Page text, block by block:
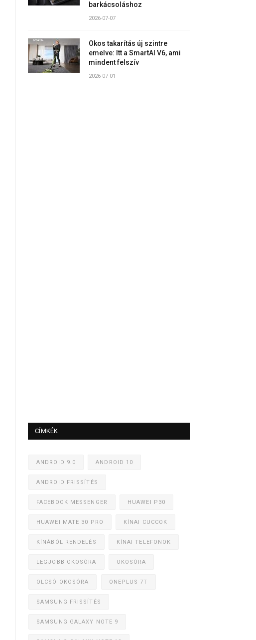
barkácsoláshoz
2026-07-07
Okos takarítás új szintre
emelve: Itt a SmartAI V6, ami
mindent felszív
2026-07-01
CÍMKÉK
ANDROID 9.0 ANDROID 10
ANDROID FRISSÍTÉS
FACEBOOK MESSENGER HUAWEI P30
HUAWEI MATE 30 PRO KÍNAI CUCCOK
KÍNÁBÓL RENDELÉS KÍNAI TELEFONOK
LEGJOBB OKOSÓRA OKOSÓRA
OLCSÓ OKOSÓRA ONEPLUS 7T
SAMSUNG FRISSÍTÉS
SAMSUNG GALAXY NOTE 9